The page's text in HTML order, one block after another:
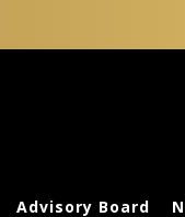
Advisory Board